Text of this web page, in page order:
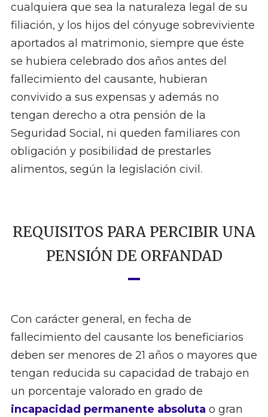
cualquiera que sea la naturaleza legal de su
filiación, y los hijos del cónyuge sobreviviente
aportados al matrimonio, siempre que éste
se hubiera celebrado dos años antes del
fallecimiento del causante, hubieran
convivido a sus expensas y además no
tengan derecho a otra pensión de la
Seguridad Social, ni queden familiares con
obligación y posibilidad de prestarles
alimentos, según la legislación civil.
REQUISITOS PARA PERCIBIR UNA
PENSIÓN DE ORFANDAD
Con carácter general, en fecha de
fallecimiento del causante los beneficiarios
deben ser menores de 21 años o mayores que
tengan reducida su capacidad de trabajo en
un porcentaje valorado en grado de
incapacidad permanente absoluta o gran